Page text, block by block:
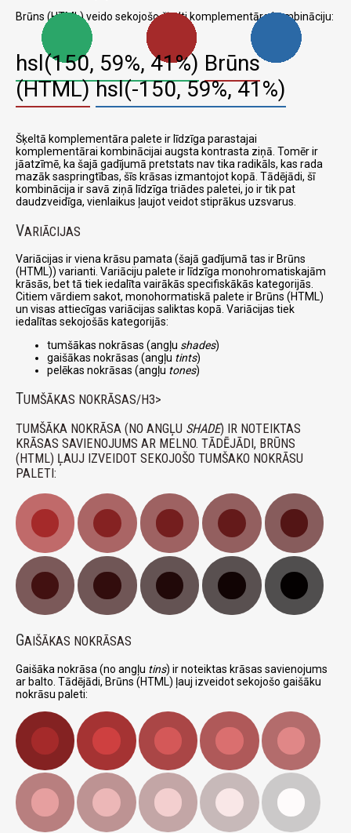
Brūns (HTML) veido sekojošo šķelti komplementāro kombināciju:
hsl(150, 59%, 41%) Brūns
(HTML) hsl(-150, 59%, 41%)
Šķeltā komplementāra palete ir līdzīga parastajai
komplementārai kombinācijai augsta kontrasta ziņā. Tomēr ir
jāatzīmē, ka šajā gadījumā pretstats nav tika radikāls, kas rada
mazāk saspringtības, šīs krāsas izmantojot kopā. Tādējādi, šī
kombinācija ir savā ziņā līdzīga triādes paletei, jo ir tik pat
daudzveidīga, vienlaikus ļaujot veidot stiprākus uzsvarus.
VARIĀCIJAS
Variācijas ir viena krāsu pamata (šajā gadījumā tas ir Brūns
(HTML)) varianti. Variāciju palete ir līdzīga monohromatiskajām
krāsās, bet tā tiek iedalīta vairākās specifiskākās kategorijās.
Citiem vārdiem sakot, monohormatiskā palete ir Brūns (HTML)
un visas attiecīgas variācijas saliktas kopā. Variācijas tiek
iedalītas sekojošās kategorijās:
tumšākas nokrāsas (angļu shades)
gaišākas nokrāsas (angļu tints)
pelēkas nokrāsas (angļu tones)
TUMŠĀKAS NOKRĀSAS/H3>
TUMŠĀKA NOKRĀSA (NO ANGĻU SHADE) IR NOTEIKTAS
KRĀSAS SAVIENOJUMS AR MELNO. TĀDĒJĀDI, BRŪNS
(HTML) ĻAUJ IZVEIDOT SEKOJOŠO TUMŠAKO NOKRĀSU
PALETI:
GAIŠĀKAS NOKRĀSAS
Gaišāka nokrāsa (no angļu tins) ir noteiktas krāsas savienojums
ar balto. Tādējādi, Brūns (HTML) ļauj izveidot sekojošo gaišāku
nokrāsu paleti: